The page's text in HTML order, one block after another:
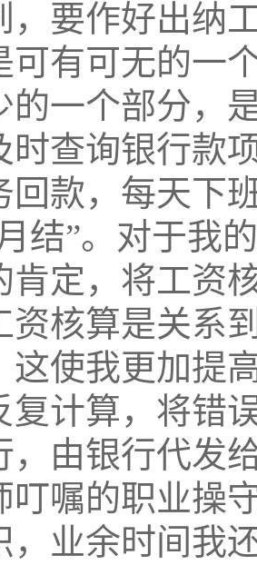
，要作好出纳
可有可无的一
的一个部分，
时查询银行款
回款，每天下
结”。对于我
肯定，将工资
资核算是关系
这使我更加提
复计算，将错
，由银行代发
叮嘱的职业操
，业余时间我